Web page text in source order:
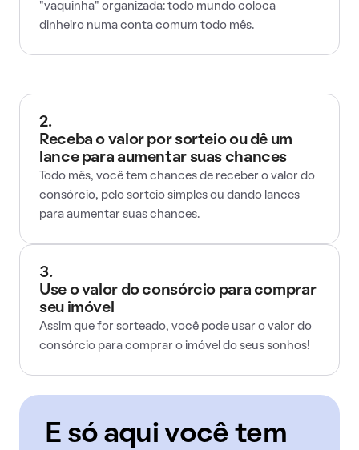
"vaquinha" organizada: todo mundo coloca
dinheiro numa conta comum todo mês.
2.
Receba o valor por sorteio ou dê um
lance para aumentar suas chances
Todo mês, você tem chances de receber o valor do
consórcio, pelo sorteio simples ou dando lances
para aumentar suas chances.
3.
Use o valor do consórcio para comprar
seu imóvel
Assim que for sorteado, você pode usar o valor do
consórcio para comprar o imóvel do seus sonhos!
E só aqui você tem